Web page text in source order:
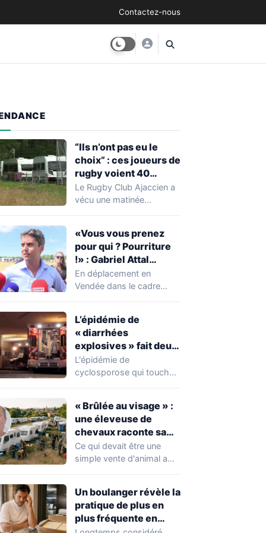
Contactez-nous
“Ils n’ont pas eu le
choix” : ces joueurs de
rugby voient 40
caravanes de gens du
voyage s’installer
heure
Le Rugby Club Ajaccien a
vécu une matinée
découverte d'une…
«Vous vous prenez
pour qui ? Pourriture
!» : Gabriel Attal
chahuté sur un
campement illégal
En déplacement en
Vendée dans le cadre
occupations…
L’épidémie de
« diarrhées
explosives » fait deux
premiers morts
L'épidémie de
cyclosporose qui touche
aggravation. Les autorités
sanitaires…
« Brûlée au visage » :
une éleveuse de
chevaux raconte sa
violente agression par
des gens du voyage
Ce qui devait être une
simple vente d'animal a
Un boulanger révèle la
pratique de plus en
plus fréquente en